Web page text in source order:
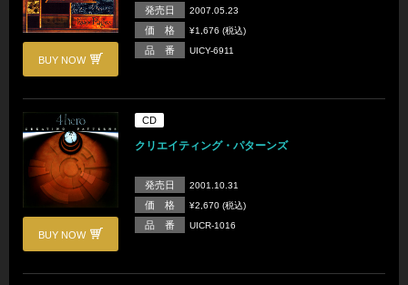
BUY NOW
発売日 2007.05.23
価 格 ¥1,676 (税込)
品 番 UICY-6911
BUY NOW
CD
クリエイティング・パターンズ
発売日 2001.10.31
価 格 ¥2,670 (税込)
品 番 UICR-1016